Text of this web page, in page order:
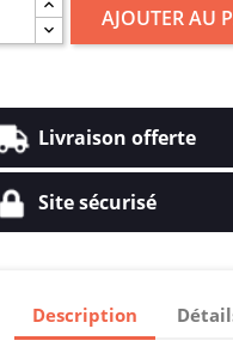
AJOUTER AU
Livraison offerte
Site sécurisé
Description